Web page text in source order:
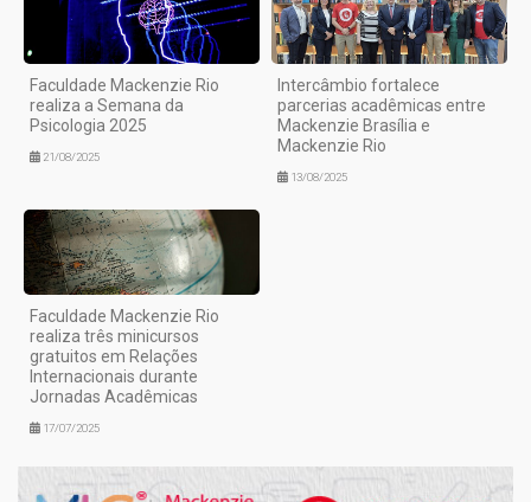
Faculdade Mackenzie Rio
realiza a Semana da
Psicologia 2025
21/08/2025
Intercâmbio fortalece
parcerias acadêmicas entre
Mackenzie Brasília e
Mackenzie Rio
13/08/2025
Faculdade Mackenzie Rio
realiza três minicursos
gratuitos em Relações
Internacionais durante
Jornadas Acadêmicas
17/07/2025